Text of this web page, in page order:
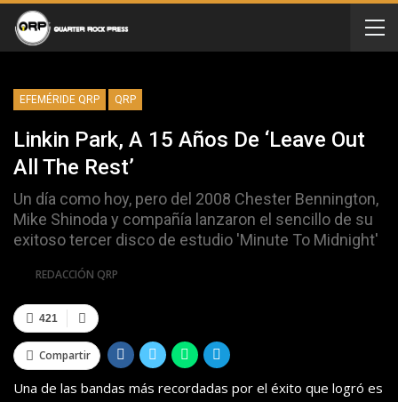
EFEMÉRIDE QRP QRP
Linkin Park, A 15 Años De ‘Leave Out
All The Rest’
Un día como hoy, pero del 2008 Chester Bennington,
Mike Shinoda y compañía lanzaron el sencillo de su
exitoso tercer disco de estudio 'Minute To Midnight'
REDACCIÓN QRP
421
Compartir
Una de las bandas más recordadas por el éxito que logró es